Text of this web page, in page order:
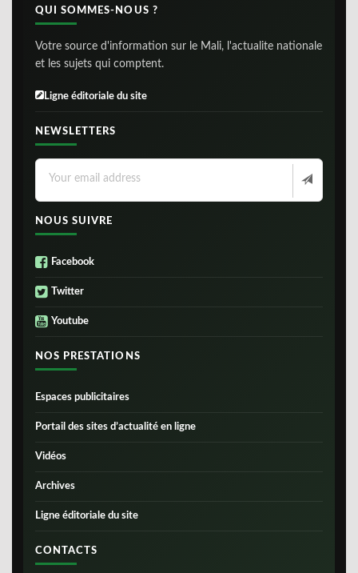
QUI SOMMES-NOUS ?
Votre source d'information sur le Mali, l'actualite nationale
et les sujets qui comptent.
Ligne éditoriale du site
NEWSLETTERS
NOUS SUIVRE
Facebook
Twitter
Youtube
NOS PRESTATIONS
Espaces publicitaires
Portail des sites d’actualité en ligne
Vidéos
Archives
Ligne éditoriale du site
CONTACTS